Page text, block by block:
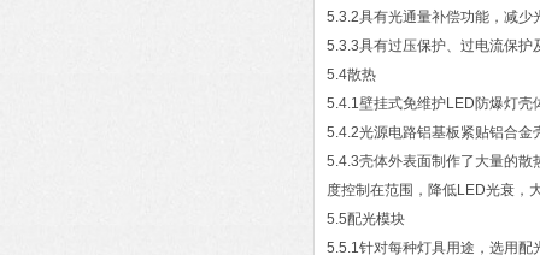
5.3.2具有光通量补偿功能，减少
5.3.3具有过压保护、过电流保护
5.4散热
5.4.1壁挂式免维护LED防爆灯壳
5.4.2光源电路铝基板紧贴铝合金
5.4.3壳体外表面制作了大量的
度控制在范围，降低LED光衰，
5.5配光模块
5.5.1针对每种灯具用途，选用配